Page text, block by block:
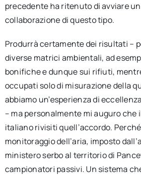
precedente ha ritenuto di avviare
collaborazione di questo tipo.
Produrrà certamente dei risultati –
diverse matrici ambientali, ad
bonifiche e dunque sui rifiuti,
occupati solo di misurazione della
abbiamo un’esperienza di
– ma personalmente mi auguro che
italiano rivisiti quell’accordo.
monitoraggio dell’aria, imposto
ministero serbo al territorio di
campionatori passivi. Un sistema